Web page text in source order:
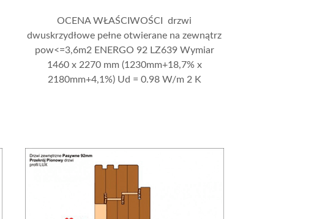
OCENA WŁAŚCIWOŚCI drzwi
dwuskrzydłowe pełne otwierane na zewnątrz
pow<=3,6m2 ENERGO 92 LZ639 Wymiar
1460 x 2270 mm (1230mm+18,7% x
2180mm+4,1%) Ud = 0.98 W/m 2 K